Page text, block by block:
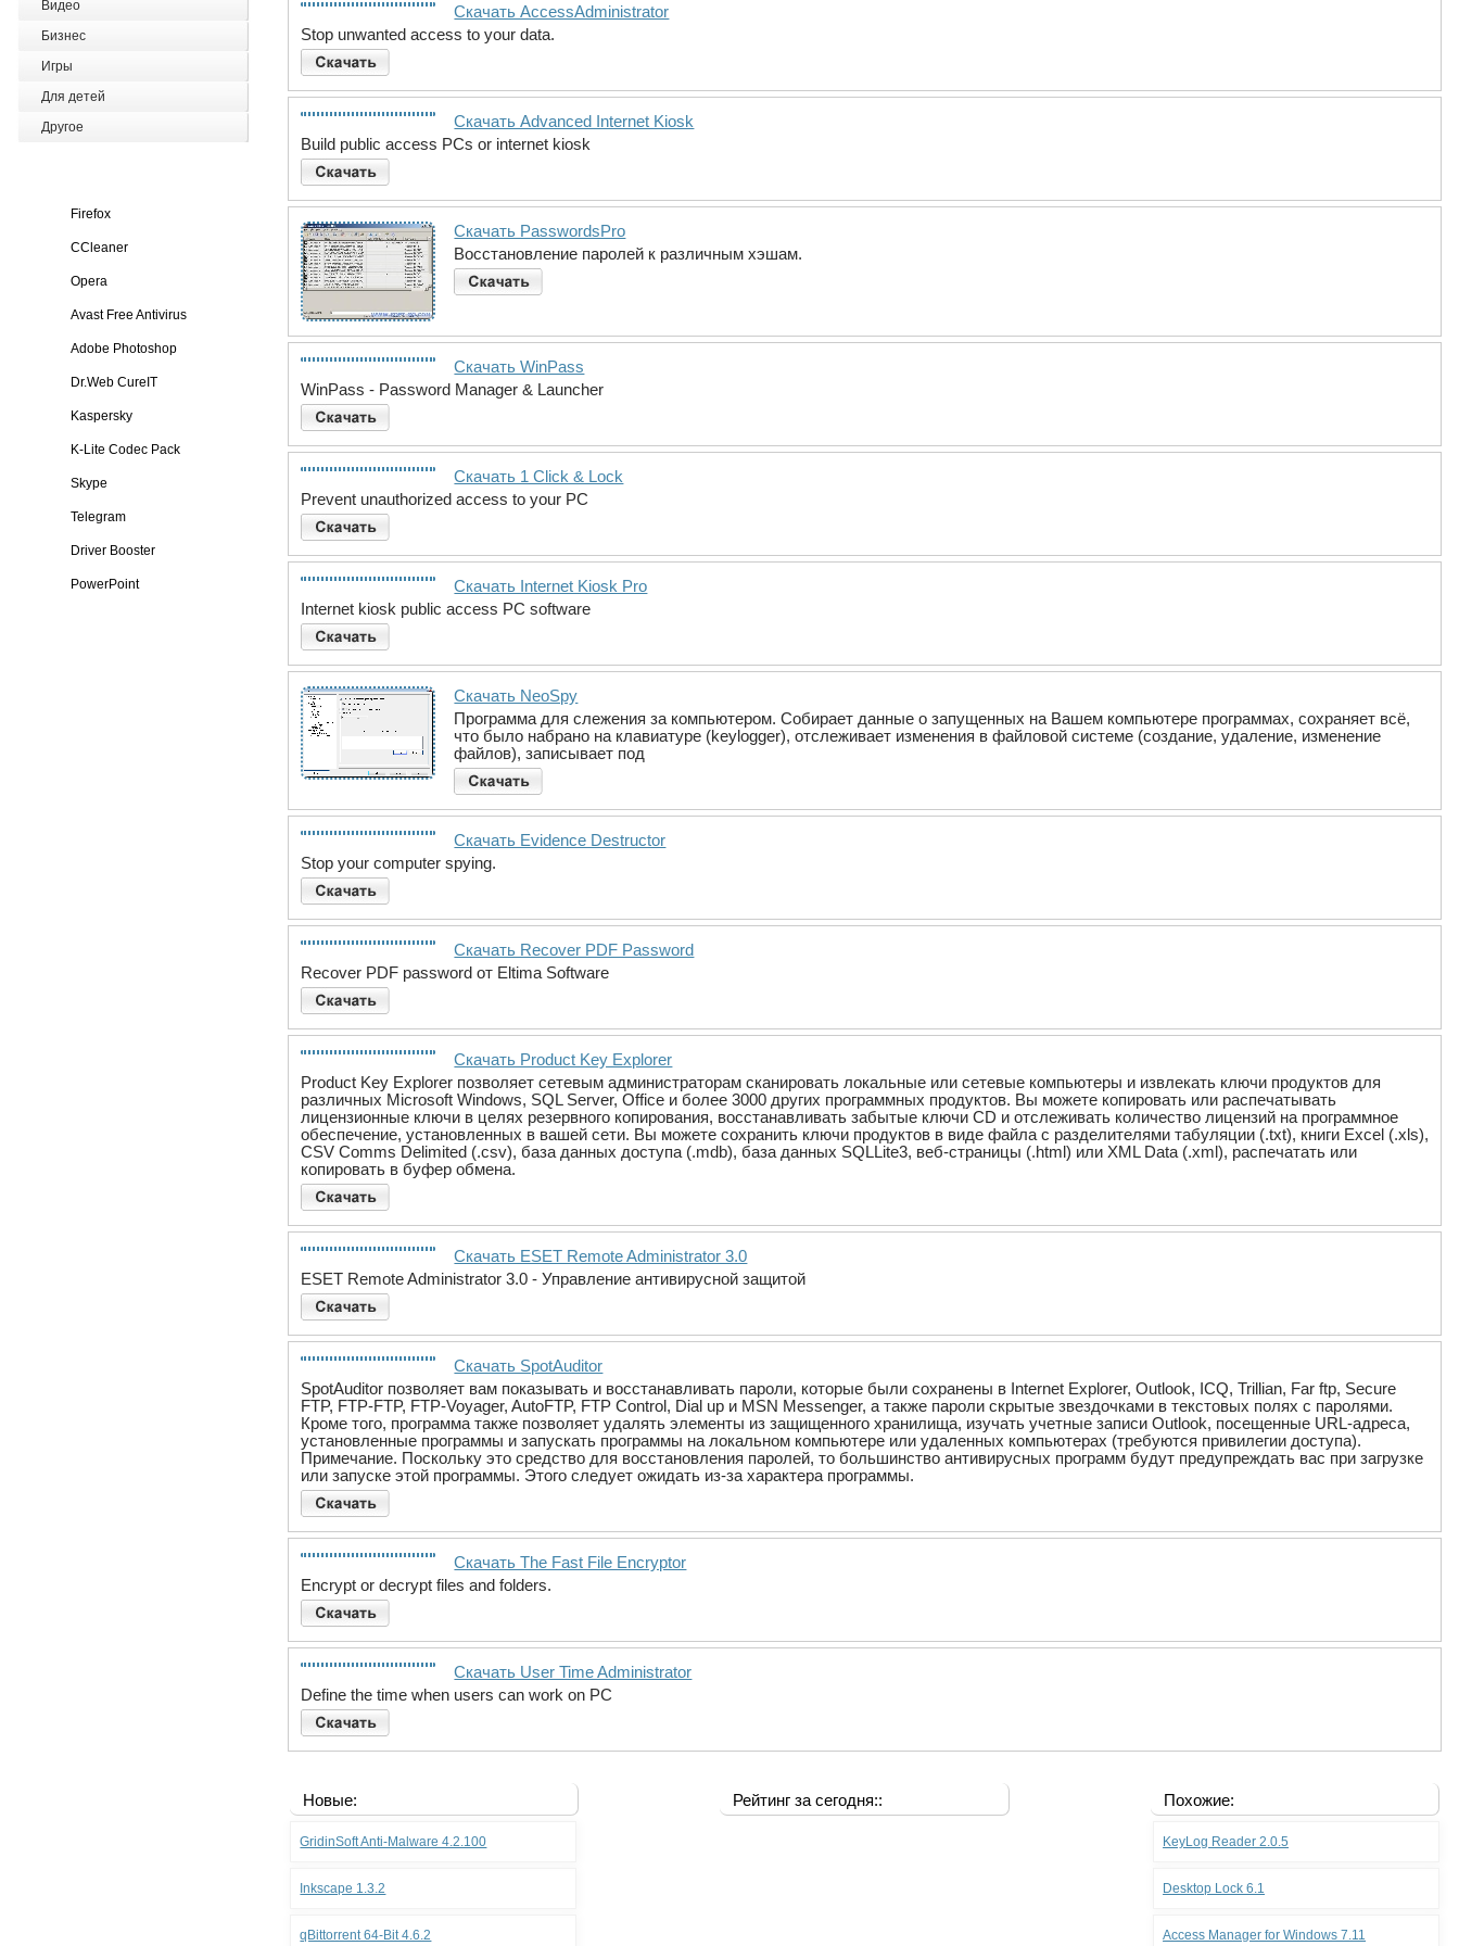
Видео
Бизнес
Игры
Для детей
Другое
Firefox
CCleaner
Opera
Avast Free Antivirus
Adobe Photoshop
Dr.Web CureIT
Kaspersky
K-Lite Codec Pack
Skype
Telegram
Driver Booster
PowerPoint
Скачать AccessAdministrator
Stop unwanted access to your data.
Скачать Advanced Internet Kiosk
Build public access PCs or internet kiosk
Скачать PasswordsPro
Восстановление паролей к различным хэшам.
Скачать WinPass
WinPass - Password Manager & Launcher
Скачать 1 Click & Lock
Prevent unauthorized access to your PC
Скачать Internet Kiosk Pro
Internet kiosk public access PC software
Скачать NeoSpy
Программа для слежения за компьютером. Собирает данные о запущенных на Вашем компьютере программах, сохраняет всё,
что было набрано на клавиатуре (keylogger), отслеживает изменения в файловой системе (создание, удаление, изменение
файлов), записывает под
Скачать Evidence Destructor
Stop your computer spying.
Скачать Recover PDF Password
Recover PDF password от Eltima Software
Скачать Product Key Explorer
Product Key Explorer позволяет сетевым администраторам сканировать локальные или сетевые компьютеры и извлекать ключи продуктов для
различных Microsoft Windows, SQL Server, Office и более 3000 других программных продуктов. Вы можете копировать или распечатывать
лицензионные ключи в целях резервного копирования, восстанавливать забытые ключи CD и отслеживать количество лицензий на программное
обеспечение, установленных в вашей сети. Вы можете сохранить ключи продуктов в виде файла с разделителями табуляции (.txt), книги Excel (.xls),
CSV Comms Delimited (.csv), база данных доступа (.mdb), база данных SQLLite3, веб-страницы (.html) или XML Data (.xml), распечатать или
копировать в буфер обмена.
Скачать ESET Remote Administrator 3.0
ESET Remote Administrator 3.0 - Управление антивирусной защитой
Скачать SpotAuditor
SpotAuditor позволяет вам показывать и восстанавливать пароли, которые были сохранены в Internet Explorer, Outlook, ICQ, Trillian, Far ftp, Secure
FTP, FTP-FTP, FTP-Voyager, AutoFTP, FTP Control, Dial up и MSN Messenger, а также пароли скрытые звездочками в текстовых полях с паролями.
Кроме того, программа также позволяет удалять элементы из защищенного хранилища, изучать учетные записи Outlook, посещенные URL-адреса,
установленные программы и запускать программы на локальном компьютере или удаленных компьютерах (требуются привилегии доступа).
Примечание. Поскольку это средство для восстановления паролей, то большинство антивирусных программ будут предупреждать вас при загрузке
или запуске этой программы. Этого следует ожидать из-за характера программы.
Скачать The Fast File Encryptor
Encrypt or decrypt files and folders.
Скачать User Time Administrator
Define the time when users can work on PC
Новые:
GridinSoft Anti-Malware 4.2.100
Inkscape 1.3.2
qBittorrent 64-Bit 4.6.2
Рейтинг за сегодня:: Похожие:
KeyLog Reader 2.0.5
Desktop Lock 6.1
Access Manager for Windows 7.11